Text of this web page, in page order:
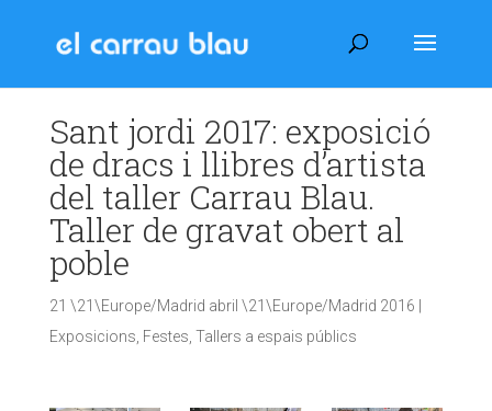
Sant jordi 2017: exposició
de dracs i llibres d’artista
del taller Carrau Blau.
Taller de gravat obert al
poble
21 \21\Europe/Madrid abril \21\Europe/Madrid 2016
Exposicions Festes Tallers a espais públics